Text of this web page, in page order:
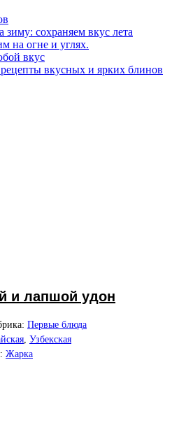
зиму: сохраняем вкус лета
на огне и углях.
вкус
вкусных и ярких блинов
и лапшой удон
Первые блюда
, Узбекская
Жарка